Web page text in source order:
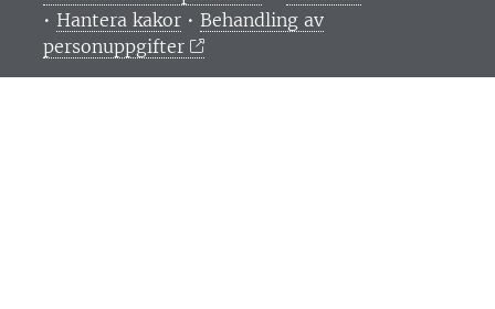
• Hantera kakor • Behandling av
personuppgifter